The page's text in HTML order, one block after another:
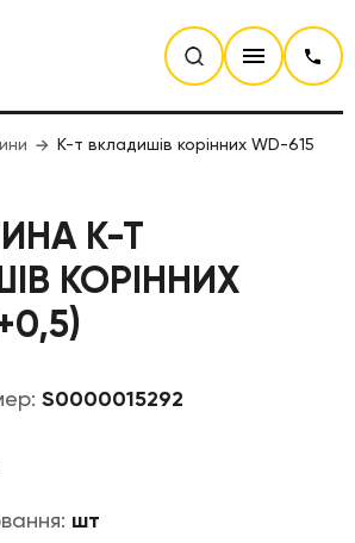
К-т вкладишів корінних WD-615
К-Т
КОРІННИХ
S0000015292
шт